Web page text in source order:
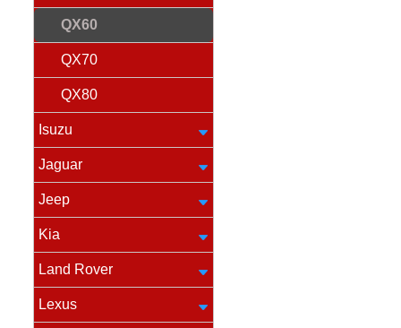
QX60
QX70
QX80
Isuzu
Jaguar
Jeep
Kia
Land Rover
Lexus